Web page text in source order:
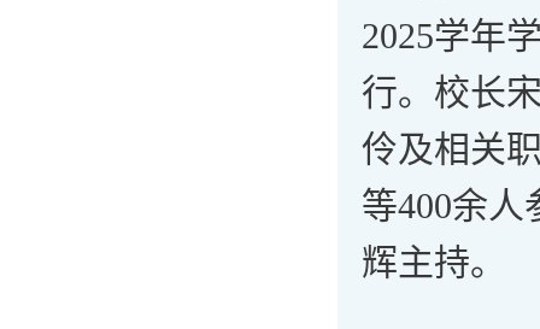
2025学年
行。校长
伶及相关
等400余
辉主持。